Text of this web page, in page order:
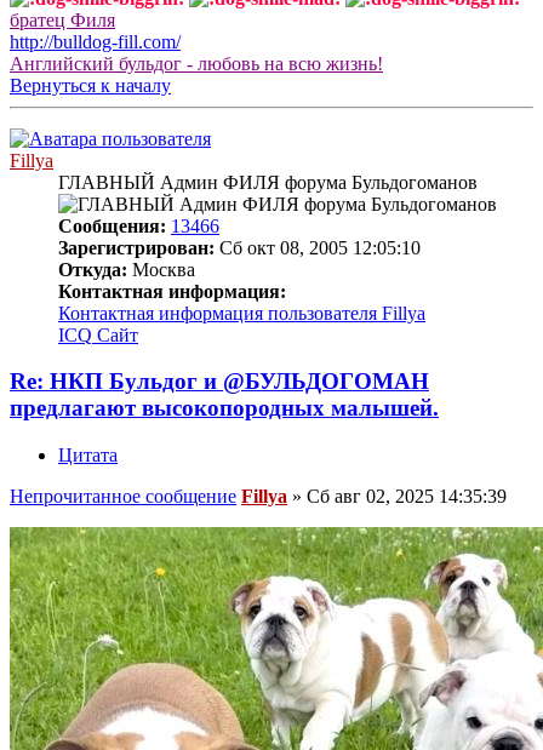
братец Филя
http://bulldog-fill.com/
Английский бульдог - любовь на всю жизнь!
Вернуться к началу
Fillya
ГЛАВНЫЙ Админ ФИЛЯ форума Бульдогоманов
Сообщения: 13466
Зарегистрирован: Сб окт 08, 2005 12:05:10
Откуда: Москва
Контактная информация:
Контактная информация пользователя Fillya
ICQ Сайт
Re: НКП Бульдог и @БУЛЬДОГОМАН
предлагают высокопородных малышей.
Цитата
Непрочитанное сообщение Fillya » Сб авг 02, 2025 14:35:39